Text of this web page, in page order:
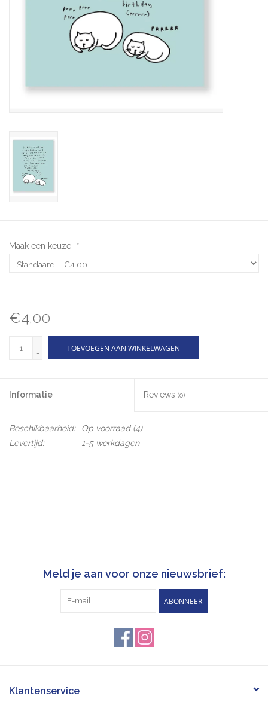
Maak een keuze: *
€4,00
+
-
TOEVOEGEN AAN WINKELWAGEN
Informatie Reviews (0)
Beschikbaarheid: Op voorraad(4)
Levertijd:
1-5 werkdagen
Meld je aan voor onze nieuwsbrief:
ABONNEER
Klantenservice